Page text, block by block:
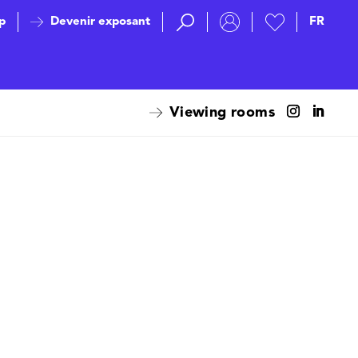
Devenir exposant
Viewing rooms